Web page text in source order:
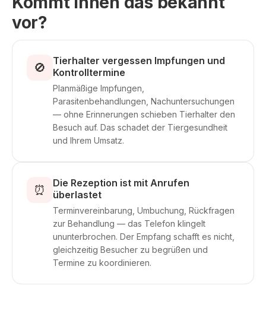
vor?
🚫
Tierhalter vergessen Impfungen und
Kontrolltermine
Planmäßige Impfungen,
Parasitenbehandlungen, Nachuntersuchungen
— ohne Erinnerungen schieben Tierhalter den
Besuch auf. Das schadet der Tiergesundheit
und Ihrem Umsatz.
⏰
Die Rezeption ist mit Anrufen
überlastet
Terminvereinbarung, Umbuchung, Rückfragen
zur Behandlung — das Telefon klingelt
ununterbrochen. Der Empfang schafft es nicht,
gleichzeitig Besucher zu begrüßen und
Termine zu koordinieren.